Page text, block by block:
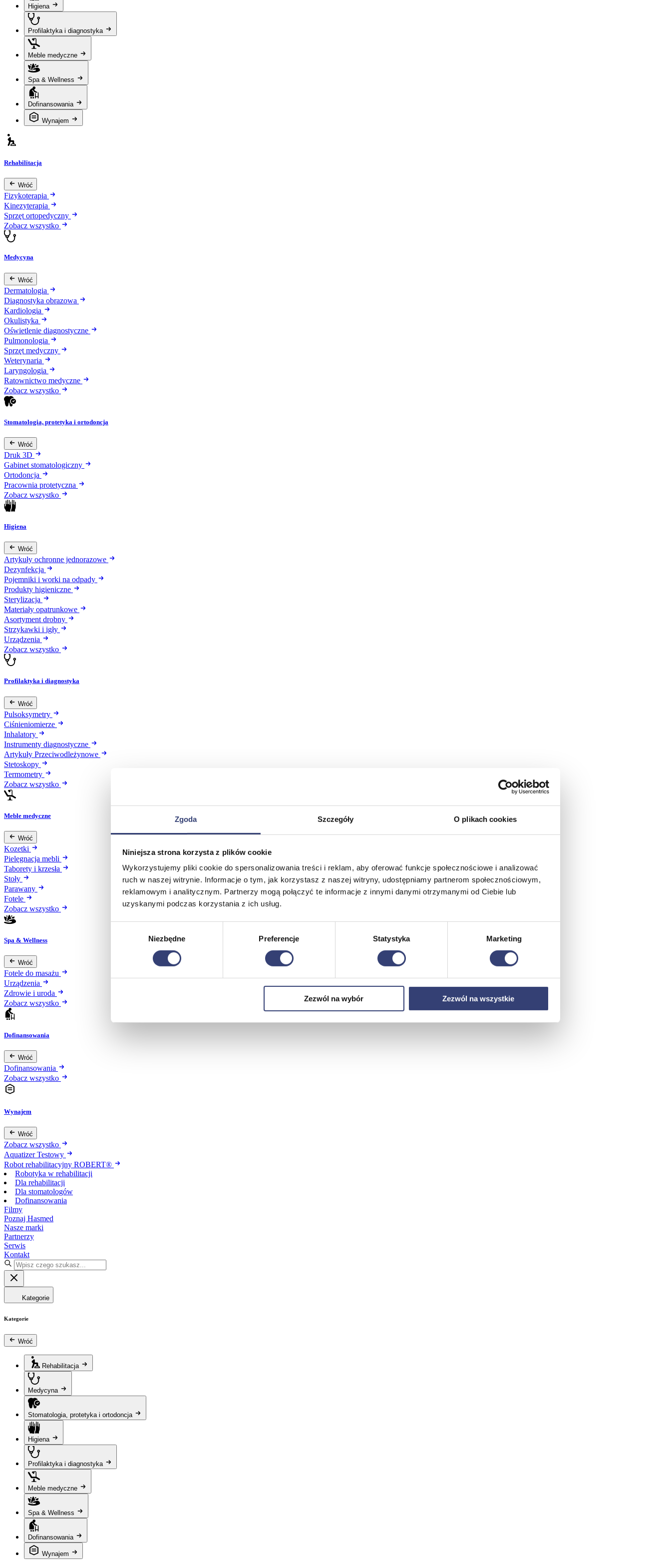
Zgoda Szczegóły O plikach cookies
Niniejsza strona korzysta z plików cookie
Wykorzystujemy pliki cookie do spersonalizowania treści i reklam, aby oferować funkcje społecznościowe i analizować
ruch w naszej witrynie. Informacje o tym, jak korzystasz z naszej witryny, udostępniamy partnerom społecznościowym,
reklamowym i analitycznym. Partnerzy mogą połączyć te informacje z innymi danymi otrzymanymi od Ciebie lub
uzyskanymi podczas korzystania z ich usług.
Niezbędne Preferencje Statystyka Marketing
Zezwól na wybór Zezwól na wszystkie
Higiena
Profilaktyka i diagnostyka
Meble medyczne
Spa & Wellness
Dofinansowania
Wynajem
Rehabilitacja
Wróć
Fizykoterapia
Kinezyterapia
Sprzęt ortopedyczny
Zobacz wszystko
Medycyna
Wróć
Dermatologia
Diagnostyka obrazowa
Kardiologia
Okulistyka
Oświetlenie diagnostyczne
Pulmonologia
Sprzęt medyczny
Weterynaria
Laryngologia
Ratownictwo medyczne
Zobacz wszystko
Stomatologia, protetyka i ortodoncja
Wróć
Druk 3D
Gabinet stomatologiczny
Ortodoncja
Pracownia protetyczna
Zobacz wszystko
Higiena
Wróć
Artykuły ochronne jednorazowe
Dezynfekcja
Pojemniki i worki na odpady
Produkty higieniczne
Sterylizacja
Materiały opatrunkowe
Asortyment drobny
Strzykawki i igły
Urządzenia
Zobacz wszystko
Profilaktyka i diagnostyka
Wróć
Pulsoksymetry
Ciśnieniomierze
Inhalatory
Instrumenty diagnostyczne
Artykuły Przeciwodleżynowe
Stetoskopy
Termometry
Zobacz wszystko
Meble medyczne
Wróć
Kozetki
Pielęgnacja mebli
Taborety i krzesła
Stoły
Parawany
Fotele
Zobacz wszystko
Spa & Wellness
Wróć
Fotele do masażu
Urządzenia
Zdrowie i uroda
Zobacz wszystko
Dofinansowania
Wróć
Dofinansowania
Zobacz wszystko
Wynajem
Wróć
Zobacz wszystko
Aquatizer Testowy
Robot rehabilitacyjny ROBERT®
Robotyka w rehabilitacji
Dla rehabilitacji
Dla stomatologów
Dofinansowania
Filmy
Poznaj Hasmed
Nasze marki
Partnerzy
Serwis
Kontakt
Kategorie
Kategorie
Wróć
Rehabilitacja
Medycyna
Stomatologia, protetyka i ortodoncja
Higiena
Profilaktyka i diagnostyka
Meble medyczne
Spa & Wellness
Dofinansowania
Wynajem